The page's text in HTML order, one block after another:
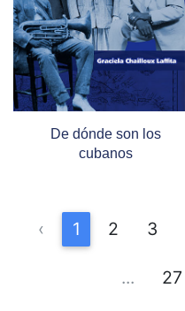
De dónde son los
cubanos
‹ 1 2 3
... 27